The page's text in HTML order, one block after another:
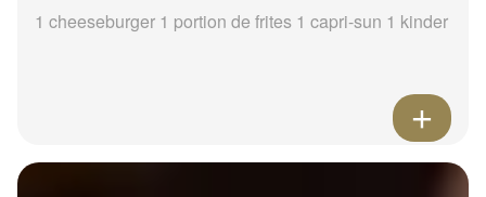
1 cheeseburger 1 portion de frites 1 capri-sun 1 kinder